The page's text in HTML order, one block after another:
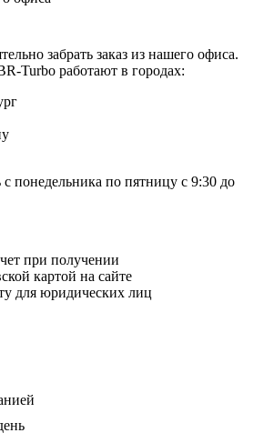
забрать заказ из нашего офиса.
Turbo работают в городах:
с понедельника по пятницу с 9:30 до
при получении
картой на сайте
для юридических лиц